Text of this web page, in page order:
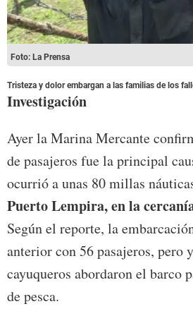
Foto: La Prensa
Tristeza y dolor embargan a las familias de los
Investigación
Ayer la Marina Mercante
de pasajeros fue la principal
ocurrió a unas 80 millas
Puerto Lempira, en la
Según el reporte, la
anterior con 56 pasajeros, pero
cayuqueros abordaron el barco
de pesca.